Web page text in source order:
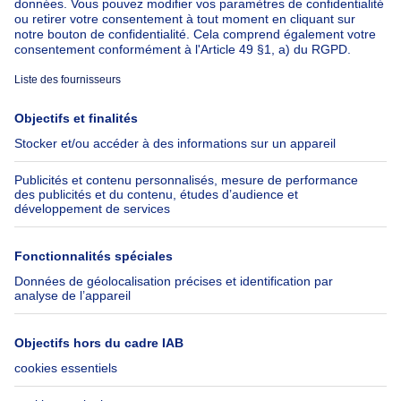
À propos
Immoweb
Presse
Emplois
Groupe Axel Springer
SeLoger.com
Immowelt.de
Outils
Belfius
Assurances
Check-list déménagement
Aide
FAQ
Accessibilité
Contactez-nous
Suivez-nous
LinkedIn